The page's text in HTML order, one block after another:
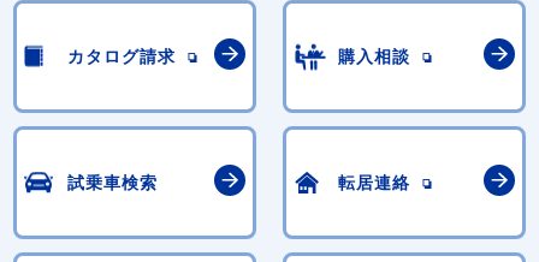
カタログ請求 購入相談
試乗車検索 転居連絡